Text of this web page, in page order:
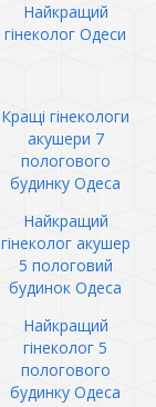
Найкращий
гінеколог Одеси
Кращі гінекологи
акушери 7
пологового
будинку Одеса
Найкращий
гінеколог акушер
5 пологовий
будинок Одеса
Найкращий
гінеколог 5
пологового
будинку Одеса